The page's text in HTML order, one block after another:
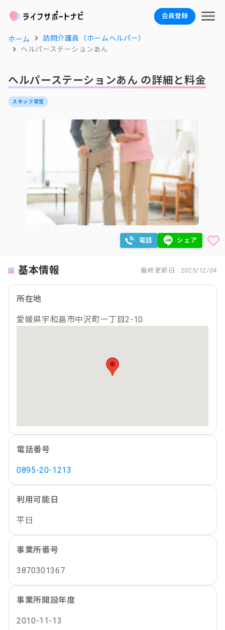
会員登録
ホーム
訪問介護員（ホームヘルパー）
ヘルパーステーションあん
ヘルパーステーションあん の詳細と料金
スタッフ安定
電話 シェア
基本情報 最終更新日 : 2025/12/04
所在地
愛媛県宇和島市中沢町一丁目2-10
電話番号
0895-20-1213
利用可能日
平日
事業所番号
3870301367
事業所開設年度
2010-11-13